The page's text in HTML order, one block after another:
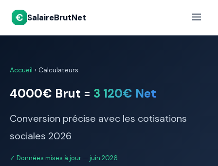
€ SalaireBrutNet
Accueil › Calculateurs
4000€ Brut = 3 120€ Net
Conversion précise avec les cotisations
sociales 2026
✓ Données mises à jour — juin 2026